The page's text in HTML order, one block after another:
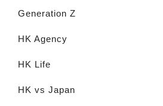
Generation Z
HK Agency
HK Life
HK vs Japan